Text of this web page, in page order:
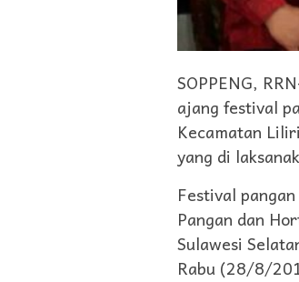
SOPPENG,
ajang festival
Kecamatan
yang di
Festival
Pangan dan
Sulawesi
Rabu (28/8/